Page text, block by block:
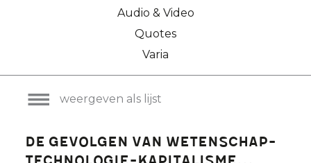
Audio & Video
Quotes
Varia
weergeven als lijst
De gevolgen van Wetenschap-